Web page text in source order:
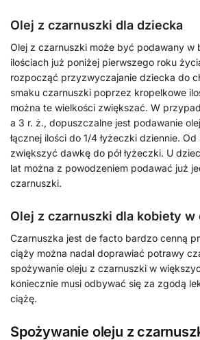
Olej z czarnuszki dla dziecka
Olej z czarnuszki może być podawany w
ilościach już poniżej pierwszego roku
rozpocząć przyzwyczajanie dziecka do
smaku czarnuszki poprzez kropelkowe
można te wielkości zwiększać. W
a 3 r. ż., dopuszczalne jest podawanie
łącznej ilości do 1/4 łyżeczki dziennie.
zwiększyć dawkę do pół łyżeczki. U
lat można z powodzeniem podawać już
czarnuszki.
Olej z czarnuszki dla kobiety w
Czarnuszka jest de facto bardzo cenną
ciąży można nadal doprawiać potrawy
spożywanie oleju z czarnuszki w
koniecznie musi odbywać się za zgodą
ciążę.
Spożywanie oleju z